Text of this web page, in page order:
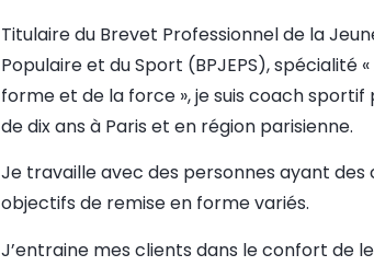
Titulaire du Brevet Professionnel de la
Populaire et du Sport (BPJEPS), spécialité
forme et de la force », je suis coach sportif
de dix ans à Paris et en région parisienne.
Je travaille avec des personnes ayant des
objectifs de remise en forme variés.
J’entraine mes clients dans le confort de